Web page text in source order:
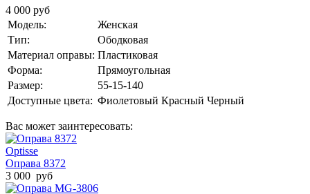
4 000 руб
Модель:
Женская
Тип:
Ободковая
Материал оправы: Пластиковая
Форма:
Прямоугольная
Размер:
55-15-140
Доступные цвета: Фиолетовый Красный Черный
Вас может заинтересовать:
Optisse
Оправа 8372
3 000 руб